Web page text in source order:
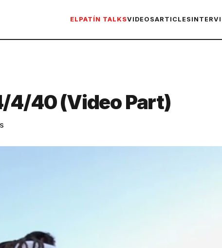
ELPATÍN TALKSVIDEOSARTICLES
4/40 (Video Part)